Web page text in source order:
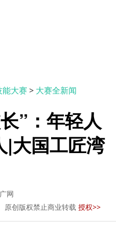
大赛 > 大赛全新闻
”：年轻人
|大国工匠湾
网
原创版权禁止商业转载 授权>>